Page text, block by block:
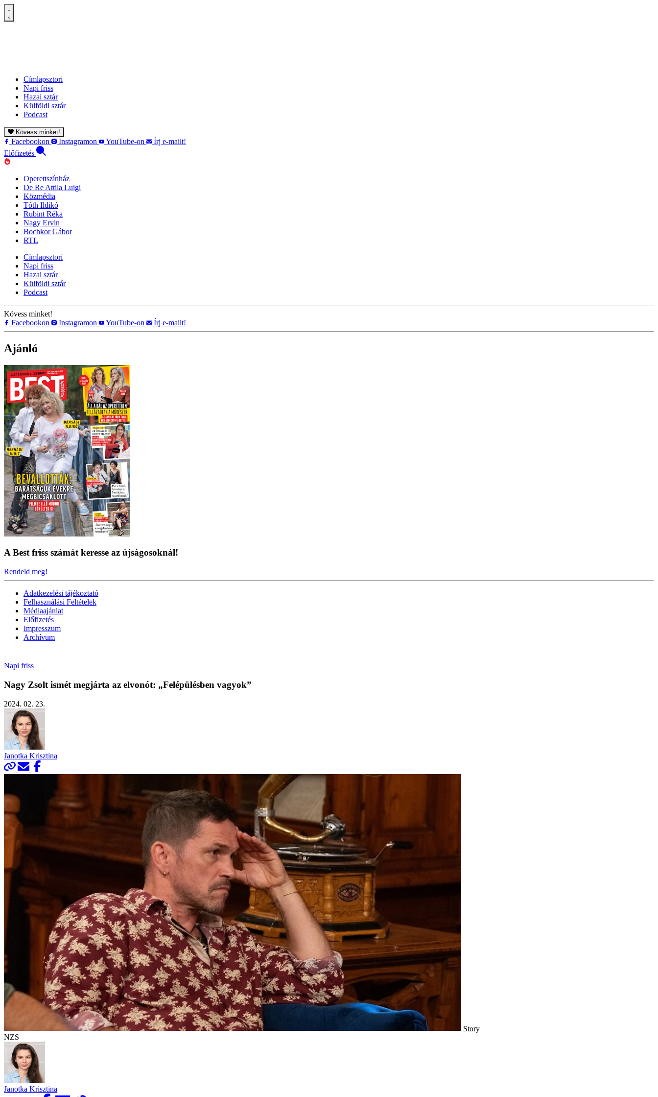
Címlapsztori
Napi friss
Hazai sztár
Külföldi sztár
Podcast
Kövess minket!
Facebookon Instagramon YouTube-on
Írj e-mailt!
Előfizetés
Operettszínház
De Re Attila Luigi
Közmédia
Tóth Ildikó
Rubint Réka
Nagy Ervin
Bochkor Gábor
RTL
Címlapsztori
Napi friss
Hazai sztár
Külföldi sztár
Podcast
Kövess minket!
Facebookon
Instagramon YouTube-on Írj e-mailt!
Ajánló
A Best friss számát keresse az újságosoknál!
Rendeld meg!
Adatkezelési tájékoztató
Felhasználási Feltételek
Médiaajánlat
Előfizetés
Impresszum
Archívum
Napi friss
Nagy Zsolt ismét megjárta az elvonót: „Felépülésben vagyok”
2024. 02. 23.
Janotka Krisztina
Story
NZS
Janotka Krisztina